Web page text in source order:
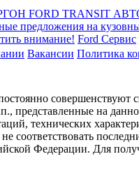
FORD TRANSIT
предложения на
внимание! Ford Сервис
Вакансии Политика
представленные на
технических
соответствовать
Федерации. Для